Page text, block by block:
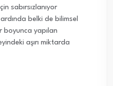
sabırsızlanıyor
belki de bilimsel
boyunca yapılan
aşırı miktarda